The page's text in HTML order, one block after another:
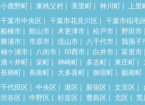
小鹿野町
東秩父村 美里町 神川町 上里
千葉市中央区 千葉市花見川区 千葉市稲毛
船橋市
館山市 木更津市 松戸市 野田市
勝浦市
市原市 流山市 八千代市 我孫子
袖ケ浦市
八街市 印西市 白井市 富里市
酒々井町
栄町 神崎町 多古町 東庄町
長柄町
長南町 大多喜町 御宿町
鋸南町
千代田区
中央区 港区 新宿区 文京区
渋谷区
中野区 杉並区 豊島区 北区 荒